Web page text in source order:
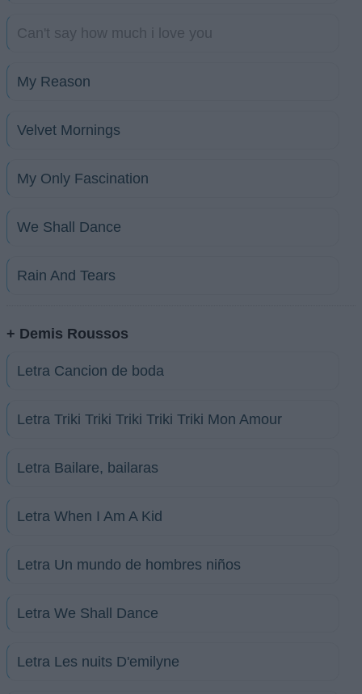
Can't say how much i love you
My Reason
Velvet Mornings
My Only Fascination
We Shall Dance
Rain And Tears
+ Demis Roussos
Letra Cancion de boda
Letra Triki Triki Triki Triki Triki Mon Amour
Letra Bailare, bailaras
Letra When I Am A Kid
Letra Un mundo de hombres niños
Letra We Shall Dance
Letra Les nuits D'emilyne